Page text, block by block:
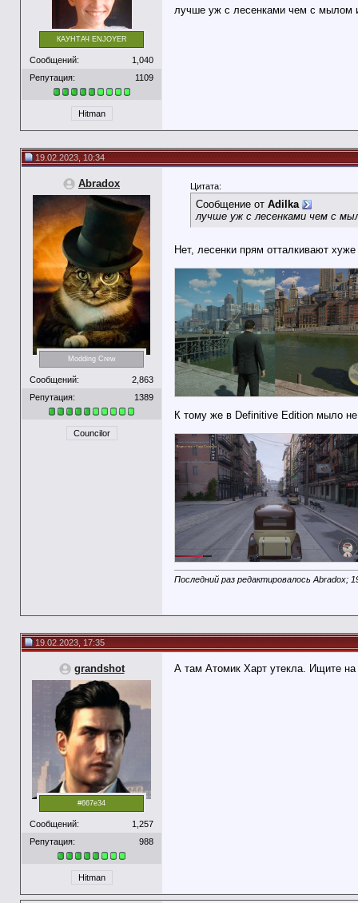
КАУНТАЧ ENJOYER
Сообщений:
1,040
Репутация:
1109
Hitman
лучше уж с лесенками чем с мылом
19.02.2023, 10:34
Abradox
Modding Crew
Сообщений:
2,863
Репутация:
1389
Councilor
Цитата:
Сообщение от Adilka
лучше уж с лесенками чем с
Нет, лесенки прям отталкивают
К тому же в Definitive Edition мыло не
Последний раз редактировалось Abradox;
19.02.2023, 17:35
grandshot
#667e34
Сообщений:
1,257
Репутация:
988
Hitman
А там Атомик Харт утекла. Ищите на